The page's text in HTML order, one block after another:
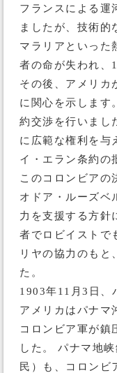
フランスによる運
ましたが、技術的
マラリアといった
者の命が失われ、
その後、アメリカ
に関心を示します
約交渉を行いまし
に広範な権利を与
イ・エラン条約の
このコロンビアの
オドア・ルーズベ
力を支援する方針
者でロビイストで
リヤの協力のもと
た。
1903年11月3日、
アメリカはパナマ
コロンビア軍が鎮
した。 パナマ地
民）も、コロンビ